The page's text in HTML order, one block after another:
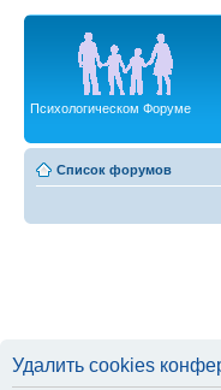
Психологическом Форуме
Список форумов
Удалить cookies